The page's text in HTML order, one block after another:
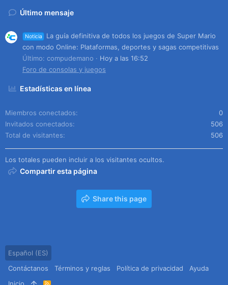
Último mensaje
Noticia
La guía definitiva de todos los juegos de Super Mario
con modo Online: Plataformas, deportes y sagas competitivas
Último: compudemano
Hoy a las 16:52
Foro de consolas y juegos
Estadísticas en línea
Miembros conectados
0
Invitados conectados
506
Total de visitantes
506
Los totales pueden incluir a los visitantes ocultos.
Compartir esta página
Share this page
Español (ES)
Contáctanos
Términos y reglas Política de privacidad
Ayuda
R